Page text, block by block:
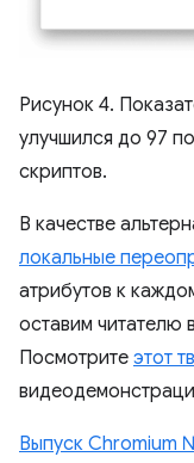
Рисунок 4.
улучшился до 97
скриптов.
В качестве
локальные
атрибутов к
оставим читателю
Посмотрите этот
Выпуск Chromium